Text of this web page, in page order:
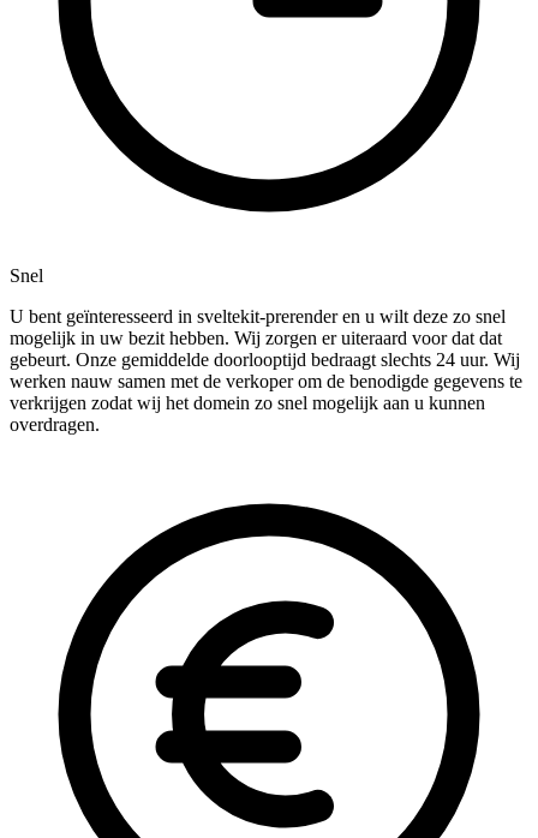
Snel
U bent geïnteresseerd in sveltekit-prerender en u wilt deze zo snel
mogelijk in uw bezit hebben. Wij zorgen er uiteraard voor dat dat
gebeurt. Onze gemiddelde doorlooptijd bedraagt slechts 24 uur. Wij
werken nauw samen met de verkoper om de benodigde gegevens te
verkrijgen zodat wij het domein zo snel mogelijk aan u kunnen
overdragen.